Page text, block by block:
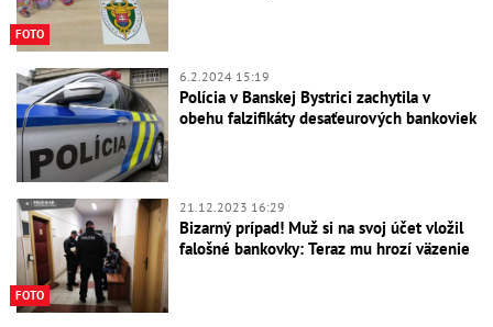
FOTO
6.2.2024 15:19
Polícia v Banskej Bystrici zachytila v
obehu falzifikáty desaťeurových bankoviek
FOTO
21.12.2023 16:29
Bizarný prípad! Muž si na svoj účet vložil
falošné bankovky: Teraz mu hrozí väzenie